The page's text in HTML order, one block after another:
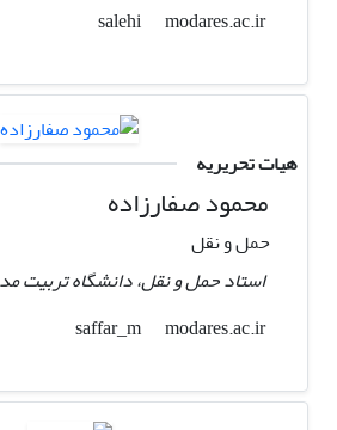
salehi
modares.ac.ir
هیات تحریریه
محمود صفارزاده
حمل و نقل
استاد حمل و نقل، دانشگاه تربیت
saffar_m
modares.ac.ir